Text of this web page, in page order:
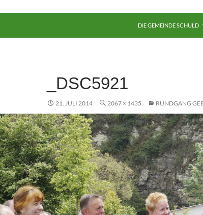
DIE GEMEINDE SCHULD
_DSC5921
21. JULI 2014 2067 × 1435 RUNDGANG